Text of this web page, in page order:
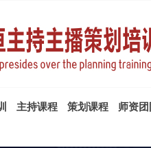
主持课程 策划课程 师资团